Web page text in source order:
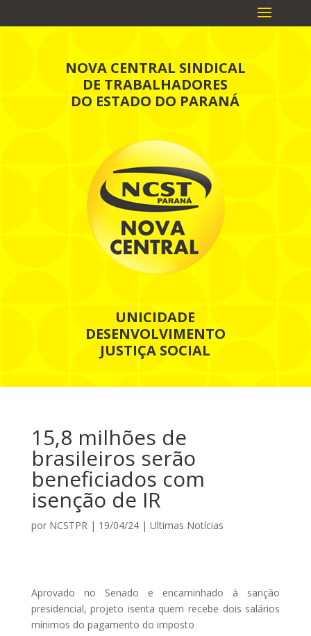
NOVA CENTRAL SINDICAL
DE TRABALHADORES
DO ESTADO DO PARANÁ
UNICIDADE
DESENVOLVIMENTO
JUSTIÇA SOCIAL
15,8 milhões de
brasileiros serão
beneficiados com
isenção de IR
por NCSTPR| 19/04/24| Ultimas Notícias
Aprovado no Senado e encaminhado à sanção
presidencial, projeto isenta quem recebe dois salários
mínimos do pagamento do imposto